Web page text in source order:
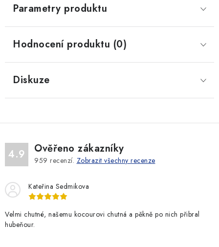
Parametry produktu
Hodnocení produktu (0)
Diskuze
4.9 Ověřeno zákazníky
959 recenzí. Zobrazit všechny recenze
Kateřina Sedmikova
Velmi chutné, našemu kocourovi chutná a pěkně po nich přibral
hubeňour.